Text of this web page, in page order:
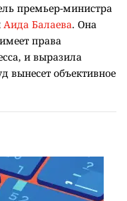
премьер-министра
Аида Балаева. Она
права
и выразила
вынесет объективное